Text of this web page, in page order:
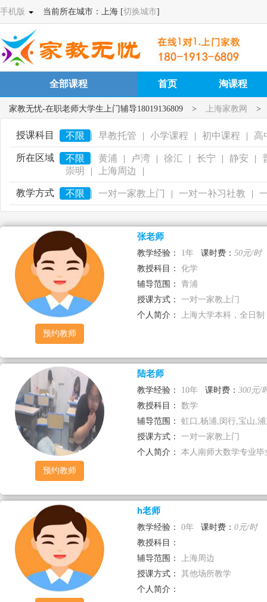
手机版 当前所在城市：上海 [切换城市]
全部课程 首页 淘课程
家教无忧-在职老师大学生上门辅导18019136809 > 上海家教网 >
授课科目 不限 | 早教托管 | 小学课程 | 初中课程 | 高
所在区域 不限 | 黄浦 | 卢湾 | 徐汇 | 长宁 | 静安 |
崇明
| 上海周边 |
教学方式 不限 | 一对一家教上门 | 一对一补习社教 |
预约教师
张老师
教学经验： 1年 课时费： 50元/时
教授科目：
化学
辅导范围：
青浦
授课方式：
一对一家教上门
个人简介：
上海大学本科，全日
预约教师
陆老师
教学经验： 10年 课时费： 300元/
教授科目：
数学
辅导范围：
虹口,杨浦,闵行,宝山,
授课方式：
一对一家教上门
个人简介：
本人南师大数学专业
h老师
教学经验： 0年 课时费： 0元/时
教授科目：
辅导范围：
上海周边
授课方式：
其他场所教学
个人简介：